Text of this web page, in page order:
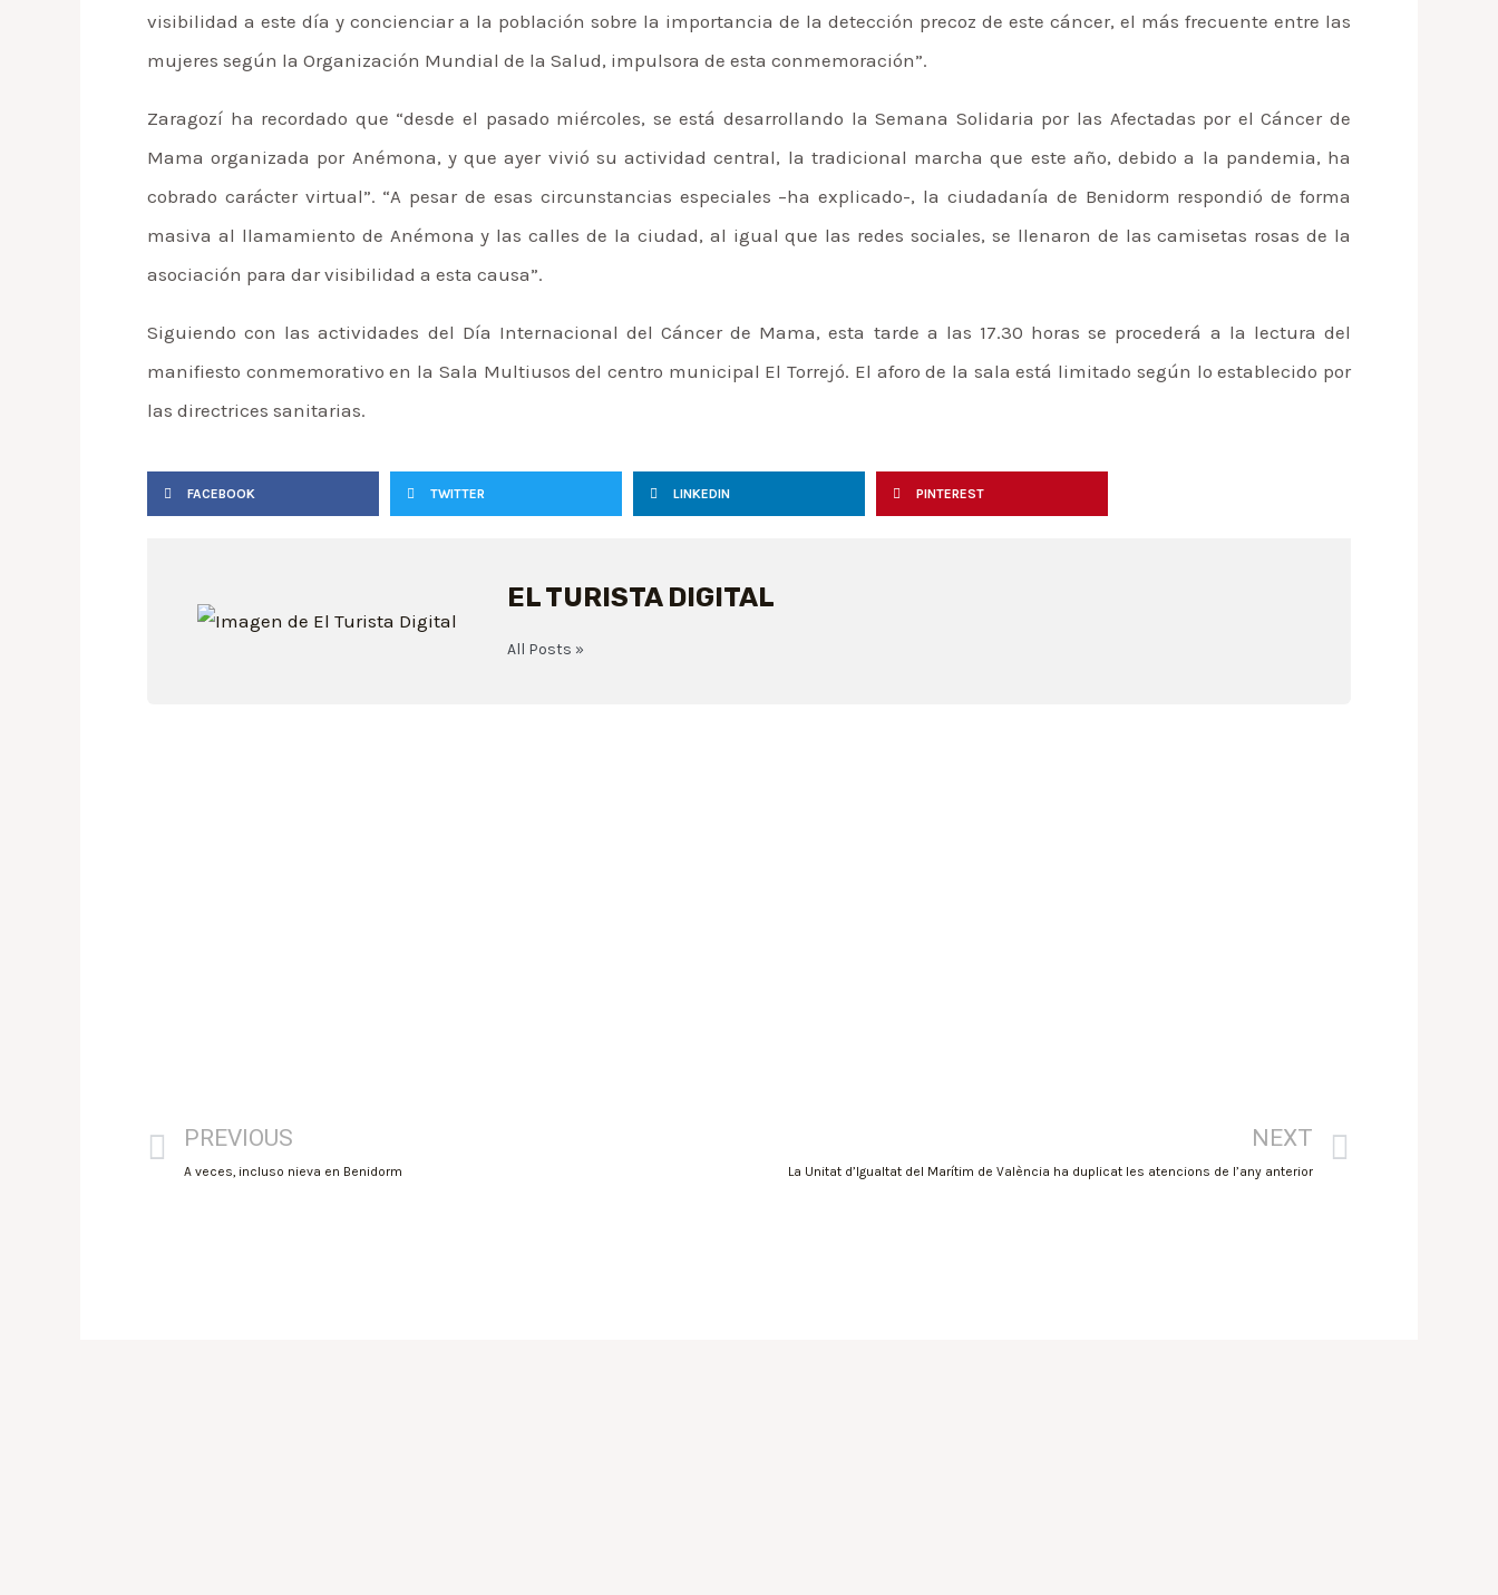
visibilidad a este día y concienciar a la población sobre la importancia de la detección precoz de este cáncer, el más frecuente entre las
mujeres según la Organización Mundial de la Salud, impulsora de esta conmemoración”.
Zaragozí ha recordado que “desde el pasado miércoles, se está desarrollando la Semana Solidaria por las Afectadas por el Cáncer de
Mama organizada por Anémona, y que ayer vivió su actividad central, la tradicional marcha que este año, debido a la pandemia, ha
cobrado carácter virtual”. “A pesar de esas circunstancias especiales –ha explicado-, la ciudadanía de Benidorm respondió de forma
masiva al llamamiento de Anémona y las calles de la ciudad, al igual que las redes sociales, se llenaron de las camisetas rosas de la
asociación para dar visibilidad a esta causa”.
Siguiendo con las actividades del Día Internacional del Cáncer de Mama, esta tarde a las 17.30 horas se procederá a la lectura del
manifiesto conmemorativo en la Sala Multiusos del centro municipal El Torrejó. El aforo de la sala está limitado según lo establecido por
las directrices sanitarias.
FACEBOOK TWITTER LINKEDIN PINTEREST
EL TURISTA DIGITAL
All Posts »
PREVIOUS
A veces, incluso nieva en Benidorm
NEXT
La Unitat d’Igualtat del Marítim de València ha duplicat les atencions de l’any anterior